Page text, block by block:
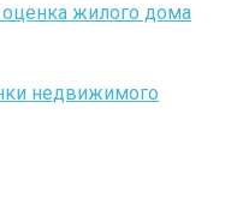
жилого дома
недвижимого